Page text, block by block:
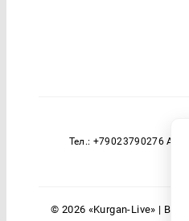
Тел.: +79023790276
© 2026 «Kurgan-Live» |